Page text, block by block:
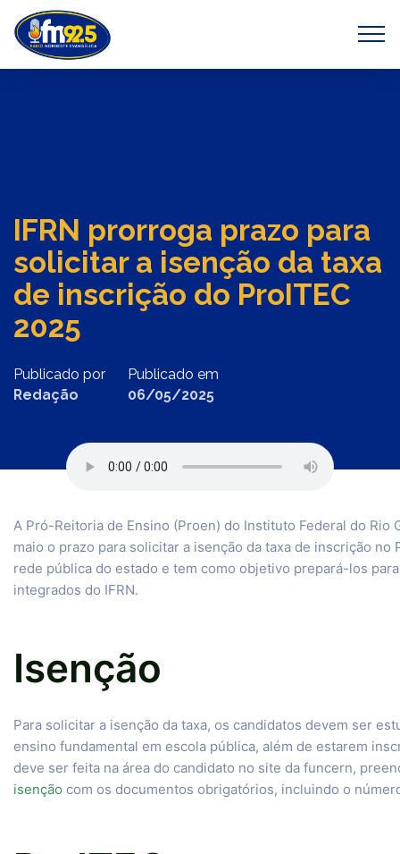
Previous Next
IFRN prorroga prazo para
solicitar a isenção da taxa
de inscrição do ProITEC
2025
Publicado por
Redação
Publicado em
06/05/2025
A Pró-Reitoria de Ensino (Proen) do Instituto Federal do Rio
maio o prazo para solicitar a isenção da taxa de inscrição
rede pública do estado e tem como objetivo prepará-los
integrados do IFRN.
Isenção
Para solicitar a isenção da taxa, os candidatos devem ser
ensino fundamental em escola pública, além de estarem
deve ser feita na área do candidato no site da funcern,
isenção com os documentos obrigatórios, incluindo o